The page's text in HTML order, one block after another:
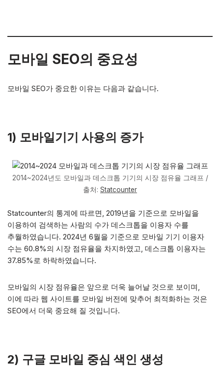
모바일 SEO의 중요성
모바일 SEO가 중요한 이유는 다음과 같습니다.
1) 모바일기기 사용의 증가
2014~2024년도 모바일과 데스크톱 기기의 시장 점유율 그래프 /
출처: Statcounter
Statcounter의 통계에 따르면, 2019년을 기준으로 모바일을
이용하여 검색하는 사람의 수가 데스크톱을 이용자 수를
추월하였습니다. 2024년 6월을 기준으로 모바일 기기 이용자
수는 60.8%의 시장 점유율을 차지하였고, 데스크톱 이용자는
37.85%로 하락하였습니다.
모바일의 시장 점유율은 앞으로 더욱 늘어날 것으로 보이며,
이에 따라 웹 사이트를 모바일 버전에 맞추어 최적화하는 것은
SEO에서 더욱 중요해 질 것입니다.
2) 구글 모바일 중심 색인 생성